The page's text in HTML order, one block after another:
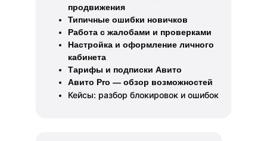
продвижения
Типичные ошибки новичков
Работа с жалобами и проверками
Настройка и оформление личного
кабинета
Тарифы и подписки Авито
Авито Pro — обзор возможностей
Кейсы: разбор блокировок и ошибок